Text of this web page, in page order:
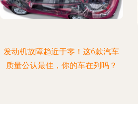
发动机故障趋近于零！这6款汽车
质量公认最佳，你的车在列吗？